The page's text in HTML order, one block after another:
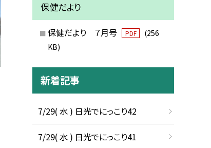
保健だより
保健だより ７月号 PDF
(256
KB)
新着記事
7/29( 水 ) 日光でにっこり42
7/29( 水 ) 日光でにっこり41